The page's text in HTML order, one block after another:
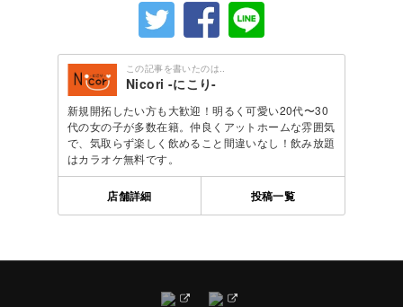
この記事を書いたのは..
Nicori -にこり-
新規開拓したい方も大歓迎！明るく可愛い20代〜30
代の女の子が多数在籍。仲良くアットホームな雰囲気
で、気取らず楽しく飲めること間違いなし！飲み放題
はカラオケ無料です。
店舗詳細 投稿一覧